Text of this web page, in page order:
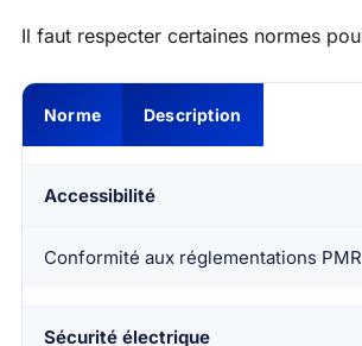
Il faut respecter certaines normes
Norme Description
Accessibilité
Conformité aux réglementations PMR
Sécurité électrique